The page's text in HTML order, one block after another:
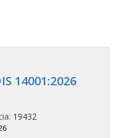
14001:2026
19432